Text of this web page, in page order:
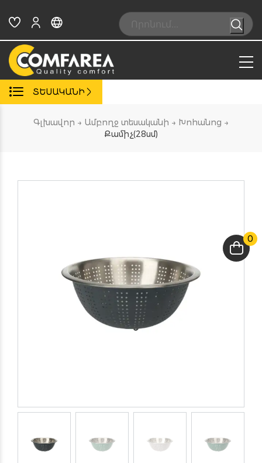
content
Search:
0
ՏԵՍԱԿԱՆԻ
Գլխավոր → Ամբողջ տեսականի → Խոհանոց →
Քամիչ(28սմ)